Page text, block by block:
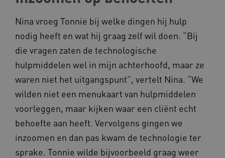
Nina vroeg Tonnie bij welke dingen hij hulp
nodig heeft en wat hij graag zelf wil doen. “Bij
die vragen zaten de technologische
hulpmiddelen wel in mijn achterhoofd, maar ze
waren niet het uitgangspunt”, vertelt Nina. “We
wilden niet een menukaart van hulpmiddelen
voorleggen, maar kijken waar een cliënt echt
behoefte aan heeft. Vervolgens gingen we
inzoomen en dan pas kwam de technologie ter
sprake. Tonnie wilde bijvoorbeeld graag weer
ARRAffinity
Microsoft Corporation
.www.kennispleingehandicaptensector.nl